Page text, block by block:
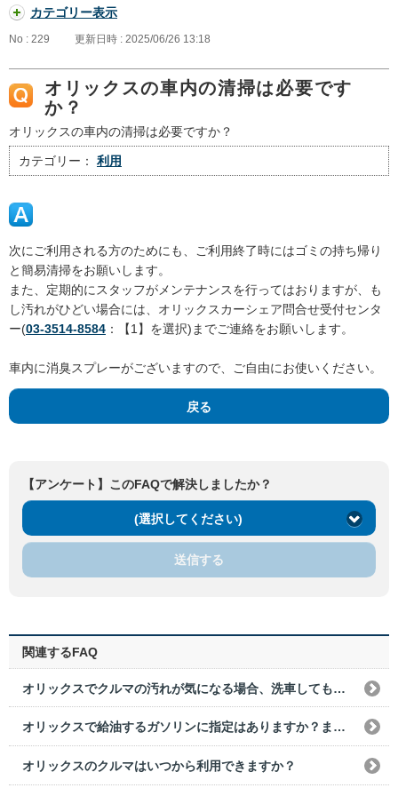
カテゴリー表示
No : 229 更新日時 : 2025/06/26 13:18
オリックスの車内の清掃は必要です
か？
オリックスの車内の清掃は必要ですか？
カテゴリー： 利用
次にご利用される方のためにも、ご利用終了時にはゴミの持ち帰り
と簡易清掃をお願いします。
また、定期的にスタッフがメンテナンスを行ってはおりますが、も
し汚れがひどい場合には、オリックスカーシェア問合せ受付センタ
ー(03-3514-8584 ：【1】を選択)までご連絡をお願いします。
車内に消臭スプレーがございますので、ご自由にお使いください。
戻る
【アンケート】このFAQで解決しましたか？
(選択してください)
送信する
関連するFAQ
オリックスでクルマの汚れが気になる場合、洗車してもよいですか？
オリックスで給油するガソリンに指定はありますか？また違う油種の燃料を給油してしまった場合はどうすればいいですか？
オリックスのクルマはいつから利用できますか？